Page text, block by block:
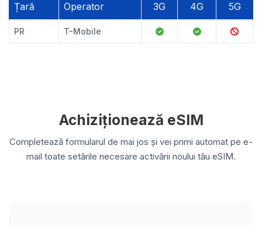
Țară Operator 3G 4G 5G
PR T-Mobile
Achiziționează eSIM
Completează formularul de mai jos și vei primi automat pe e-
mail toate setările necesare activării noului tău eSIM.